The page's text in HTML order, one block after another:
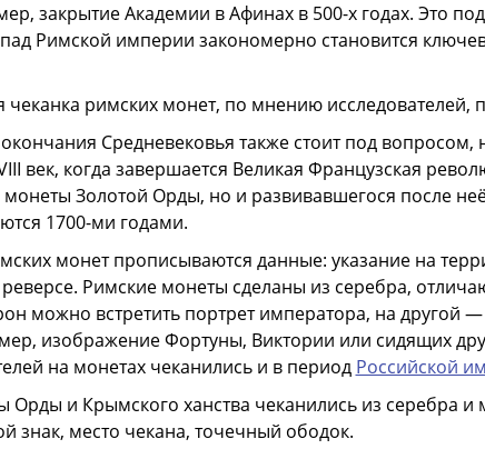
закрытие Академии в Афинах в 500-х годах. Это
Римской империи закономерно становится
чеканка римских монет, по мнению исследователей,
Средневековья также стоит под
век, когда завершается Великая Французская
монеты Золотой Орды, но и развивавшегося после
1700-ми годами.
монет прописываются данные: указание на
Римские монеты сделаны из серебра,
можно встретить портрет императора, на другой
изображение Фортуны, Виктории или сидящих
на монетах чеканились и в период Российской
Орды и Крымского ханства чеканились из серебра
знак, место чекана, точечный ободок.